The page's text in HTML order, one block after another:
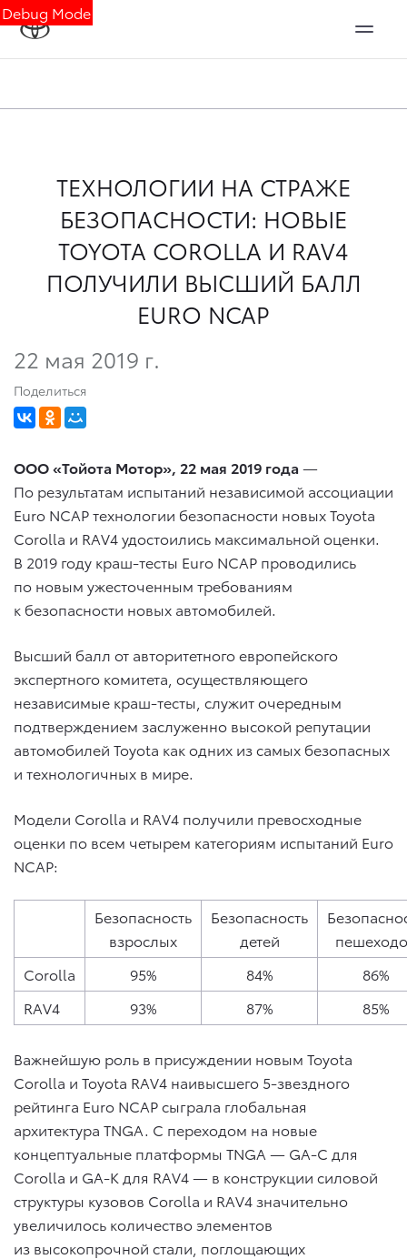
Debug Mode
ТЕХНОЛОГИИ НА СТРАЖЕ
БЕЗОПАСНОСТИ: НОВЫЕ
TOYOTA COROLLA И RAV4
ПОЛУЧИЛИ ВЫСШИЙ БАЛЛ
EURO NCAP
22 мая 2019 г.
Поделиться
ООО «Тойота Мотор», 22 мая 2019 года —
По результатам испытаний независимой ассоциации
Euro NCAP технологии безопасности новых Toyota
Corolla и RAV4 удостоились максимальной оценки.
В 2019 году краш-тесты Euro NCAP проводились
по новым ужесточенным требованиям
к безопасности новых автомобилей.
Высший балл от авторитетного европейского
экспертного комитета, осуществляющего
независимые краш-тесты, служит очередным
подтверждением заслуженно высокой репутации
автомобилей Toyota как одних из самых безопасных
и технологичных в мире.
Модели Corolla и RAV4 получили превосходные
оценки по всем четырем категориям испытаний Euro
NCAP:
Безопасность
взрослых
Безопасность
детей
Corolla
95% 84%
86%
RAV4
93% 87% 85%
Важнейшую роль в присуждении новым Toyota
Corolla и Toyota RAV4 наивысшего 5-звездного
рейтинга Euro NCAP сыграла глобальная
архитектура TNGA. С переходом на новые
концептуальные платформы TNGA — GA-C для
Corolla и GA-K для RAV4 — в конструкции силовой
структуры кузовов Corolla и RAV4 значительно
увеличилось количество элементов
из высокопрочной стали, поглощающих